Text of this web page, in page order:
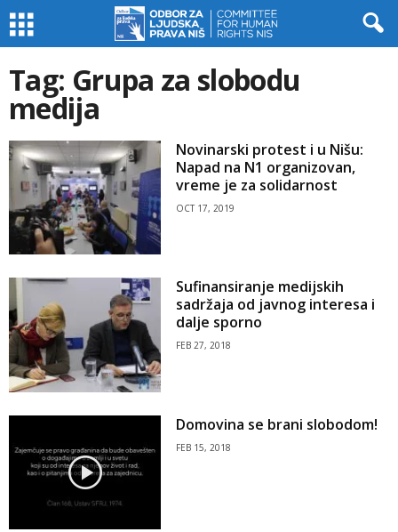
Tag: Grupa za slobodu
medija
Novinarski protest i u Nišu:
Napad na N1 organizovan,
vreme je za solidarnost
OCT 17, 2019
Sufinansiranje medijskih
sadržaja od javnog interesa i
dalje sporno
FEB 27, 2018
Domovina se brani slobodom!
FEB 15, 2018